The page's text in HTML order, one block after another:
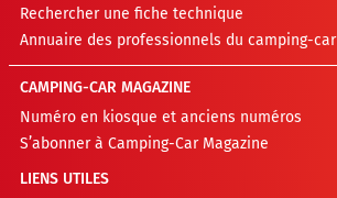
Rechercher une fiche technique
Annuaire des professionnels du camping-car
CAMPING-CAR MAGAZINE
Numéro en kiosque et anciens numéros
S’abonner à Camping-Car Magazine
LIENS UTILES